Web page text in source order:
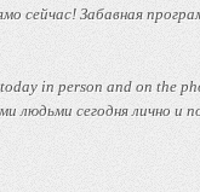
сейчас! Забавная
in person and on the
людьми сегодня лично